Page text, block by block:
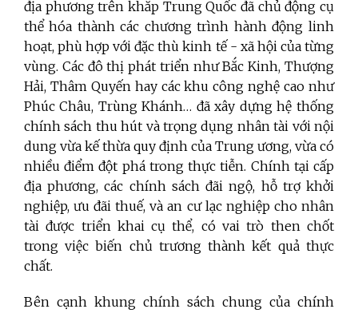
địa phương trên khắp Trung Quốc đã chủ động cụ
thể hóa thành các chương trình hành động linh
hoạt, phù hợp với đặc thù kinh tế - xã hội của từng
vùng. Các đô thị phát triển như Bắc Kinh, Thượng
Hải, Thâm Quyến hay các khu công nghệ cao như
Phúc Châu, Trùng Khánh… đã xây dựng hệ thống
chính sách thu hút và trọng dụng nhân tài với nội
dung vừa kế thừa quy định của Trung ương, vừa có
nhiều điểm đột phá trong thực tiễn. Chính tại cấp
địa phương, các chính sách đãi ngộ, hỗ trợ khởi
nghiệp, ưu đãi thuế, và an cư lạc nghiệp cho nhân
tài được triển khai cụ thể, có vai trò then chốt
trong việc biến chủ trương thành kết quả thực
chất.
Bên cạnh khung chính sách chung của chính